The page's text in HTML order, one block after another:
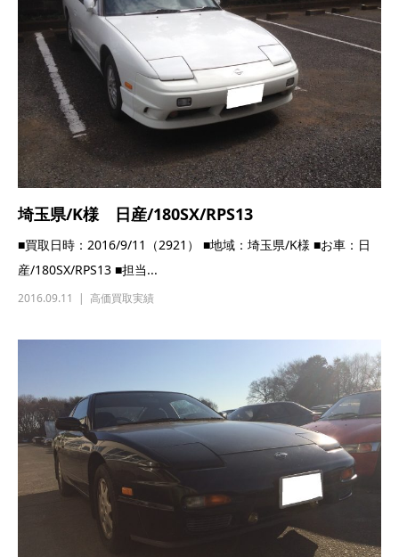
埼玉県/K様 日産/180SX/RPS13
■買取日時：2016/9/11（2921） ■地域：埼玉県/K様 ■お車：日
産/180SX/RPS13 ■担当...
2016.09.11 高価買取実績